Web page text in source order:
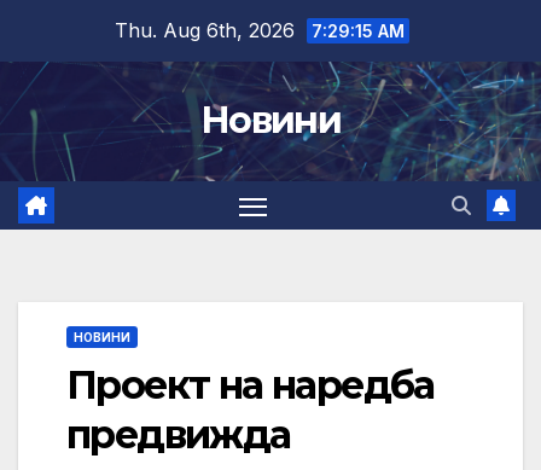
content
Thu. Aug 6th, 2026 7:29:16 AM
Новини
НОВИНИ
Проект на наредба
предвижда